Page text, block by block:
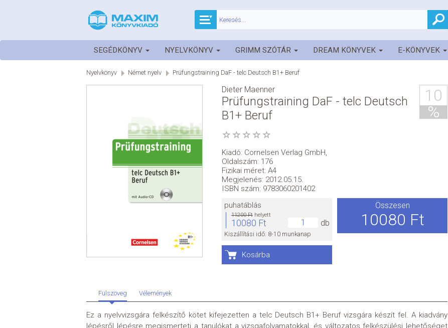
SEGÉDKÖNYV NYELVKÖNYV GRIMM SZÓTÁR DREAM KÖNYVEK E-KÖNYVEK
Nyelvkönyv Német nyelv Prüfungstraining DaF - telc Deutsch B1+ Beruf
Dieter Maenner
Prüfungstraining DaF - telc Deutsch
B1+ Beruf
10
%
Kiadó: Cornelsen Verlag GmbH
Oldalszám: 176
Fizikai méret: A4
Megjelenés: 2012.05.15.
ISBN szám: 9783060201402
Kosárba
puhatáblás
11200 Ft helyett
10080 Ft db
Kiszállítási idő: 8-10 munkanap
Összesen
10080 Ft
Fülszöveg Vélemények
Ez a nyelvvizsgára felkészítő kötet kifejezetten a telc Deutsch B1+ Beruf vizsgára készít fel. A kiadvány
lépésről lépésre megismerteti a tanulókat a vizsgafolyamatokkal, és változatos felkészülési lehetőséget